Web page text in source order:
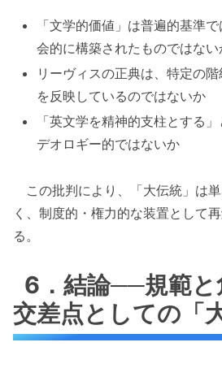
「文学的価値」は普遍的基準
会的に構築されたものではない
リーヴィスの正典は、特定の
を反映しているのではないか
「英文学を精神的支柱とする
デオロギー的ではないか
この批判により、「大伝統」は
く、制度的・権力的な装置として
る。
6．結論──規範と
交差点としての「